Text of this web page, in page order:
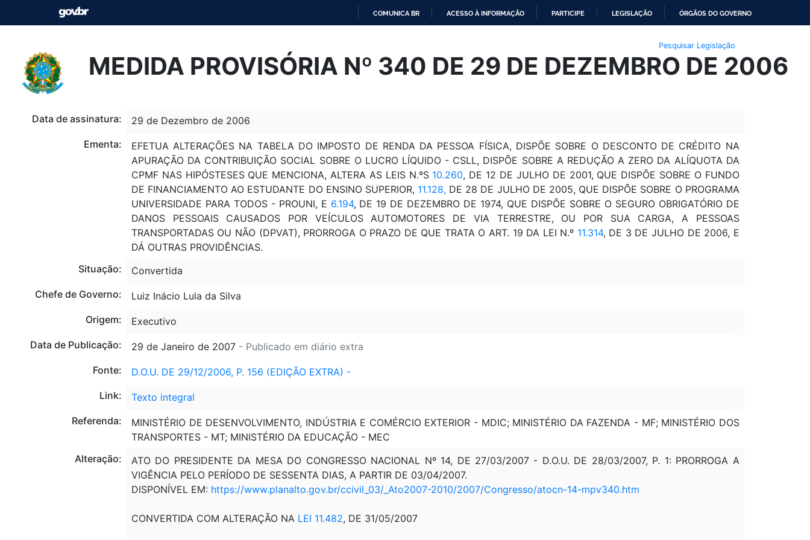
CONTEÚDO
COMUNICA BR ACESSO À INFORMAÇÃO PARTICIPE LEGISLAÇÃO ÓRGÃOS DO GOVERNO
Pesquisar Legislação
MEDIDA PROVISÓRIA Nº 340 DE 29 DE DEZEMBRO DE 2006
Data de assinatura:
29 de Dezembro de 2006
Ementa:
EFETUA ALTERAÇÕES NA TABELA DO IMPOSTO DE RENDA DA PESSOA FÍSICA, DISPÕE SOBRE O DESCONTO DE CRÉDITO NA
APURAÇÃO DA CONTRIBUIÇÃO SOCIAL SOBRE O LUCRO LÍQUIDO - CSLL, DISPÕE SOBRE A REDUÇÃO A ZERO DA ALÍQUOTA DA
CPMF NAS HIPÓSTESES QUE MENCIONA, ALTERA AS LEIS N.ºS 10.260, DE 12 DE JULHO DE 2001, QUE DISPÕE SOBRE O FUNDO
DE FINANCIAMENTO AO ESTUDANTE DO ENSINO SUPERIOR, 11.128, DE 28 DE JULHO DE 2005, QUE DISPÕE SOBRE O PROGRAMA
UNIVERSIDADE PARA TODOS - PROUNI, E 6.194, DE 19 DE DEZEMBRO DE 1974, QUE DISPÕE SOBRE O SEGURO OBRIGATÓRIO DE
DANOS PESSOAIS CAUSADOS POR VEÍCULOS AUTOMOTORES DE VIA TERRESTRE, OU POR SUA CARGA, A PESSOAS
TRANSPORTADAS OU NÃO (DPVAT), PRORROGA O PRAZO DE QUE TRATA O ART. 19 DA LEI N.º 11.314, DE 3 DE JULHO DE 2006, E
DÁ OUTRAS PROVIDÊNCIAS.
Situação:
Convertida
Chefe de Governo:
Luiz Inácio Lula da Silva
Origem:
Executivo
Data de Publicação:
29 de Janeiro de 2007 - Publicado em diário extra
Fonte:
D.O.U. DE 29/12/2006, P. 156 (EDIÇÃO EXTRA) -
Link:
Texto integral
Referenda:
MINISTÉRIO DE DESENVOLVIMENTO, INDÚSTRIA E COMÉRCIO EXTERIOR - MDIC; MINISTÉRIO DA FAZENDA - MF; MINISTÉRIO DOS
TRANSPORTES - MT; MINISTÉRIO DA EDUCAÇÃO - MEC
Alteração:
ATO DO PRESIDENTE DA MESA DO CONGRESSO NACIONAL Nº 14, DE 27/03/2007 - D.O.U. DE 28/03/2007, P. 1: PRORROGA A
VIGÊNCIA PELO PERÍODO DE SESSENTA DIAS, A PARTIR DE 03/04/2007.
DISPONÍVEL EM: https://www.planalto.gov.br/ccivil_03/_Ato2007-2010/2007/Congresso/atocn-14-mpv340.htm
CONVERTIDA COM ALTERAÇÃO NA LEI 11.482, DE 31/05/2007